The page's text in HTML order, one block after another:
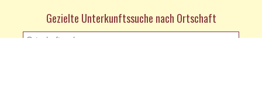
Gezielte Unterkunftssuche nach Ortschaft